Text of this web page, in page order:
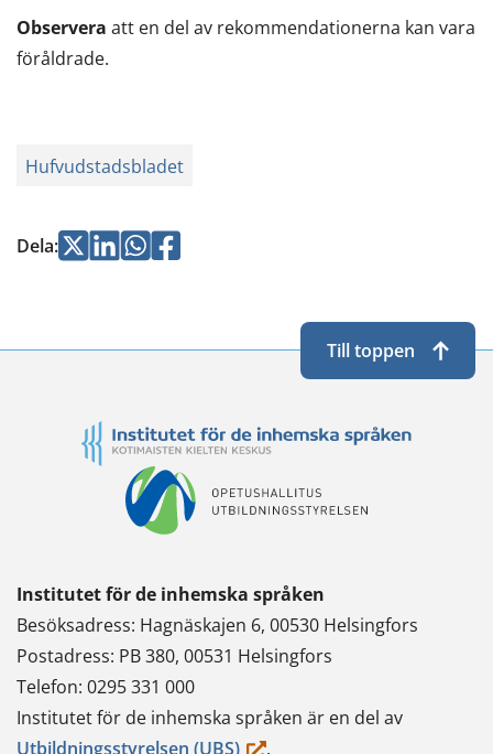
Observera att en del av rekommendationerna kan vara
föråldrade.
Hufvudstadsbladet
Dela:Jaa Jaa Jaa
Jaa
Institutet för de inhemska språken
Besöksadress: Hagnäskajen 6, 00530 Helsingfors
Postadress: PB 380, 00531 Helsingfors
Telefon: 0295 331 000
Institutet för de inhemska språken är en del av
Utbildningsstyrelsen (UBS)(du.
Till toppen